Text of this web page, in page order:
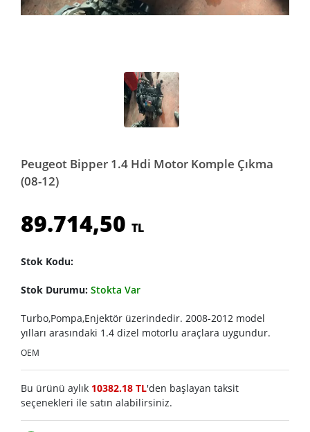
Peugeot Bipper 1.4 Hdi Motor Komple Çıkma
(08-12)
89.714,50 TL
Stok Kodu:
Stok Durumu: Stokta Var
Turbo,Pompa,Enjektör üzerindedir. 2008-2012 model
yılları arasındaki 1.4 dizel motorlu araçlara uygundur.
OEM
Bu ürünü aylık 10382.18 TL'den başlayan taksit
seçenekleri ile satın alabilirsiniz.